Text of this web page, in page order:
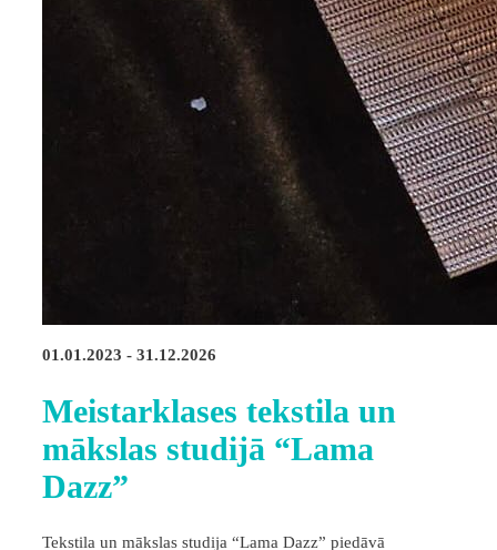
01.01.2023 - 31.12.2026
Meistarklases tekstila un
mākslas studijā “Lama
Dazz”
Tekstila un mākslas studija “Lama Dazz” piedāvā